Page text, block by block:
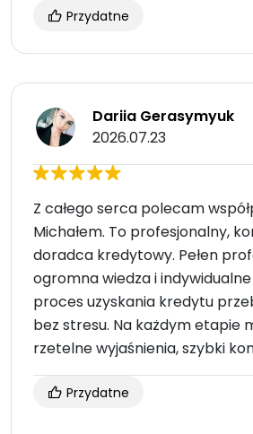
Przydatne
Dariia Gerasymyuk
2026.07.23
Z całego serca polecam
Michałem. To profesjonalny,
doradca kredytowy. Pełen
ogromna wiedza i
proces uzyskania kredytu
bez stresu. Na każdym etapie
rzetelne wyjaśnienia, szybki
Przydatne